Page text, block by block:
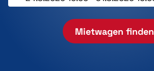
Mietwagen finden